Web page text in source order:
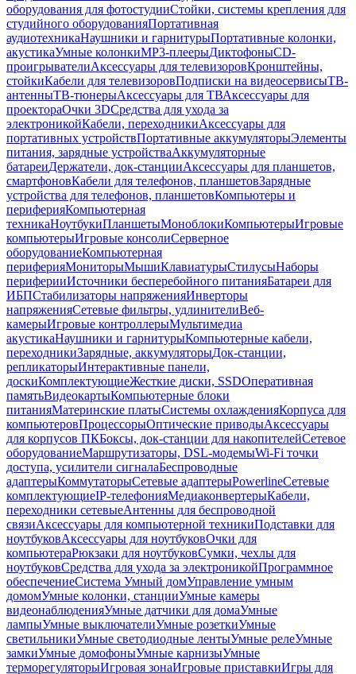
оборудования для фотостудииСтойки, системы крепления для
студийного оборудованияПортативная
аудиотехникаНаушники и гарнитурыПортативные колонки,
акустикаУмные колонкиMP3-плеерыДиктофоныCD-
проигрывателиАксессуары для телевизоровКронштейны,
стойкиКабели для телевизоровПодписки на видеосервисыТВ-
антенныТВ-тюнерыАксессуары для ТВАксессуары для
проектораОчки 3DСредства для ухода за
электроникойКабели, переходникиАксессуары для
портативных устройствПортативные аккумуляторыЭлементы
питания, зарядные устройстваАккумуляторные
батареиДержатели, док-станцииАксессуары для планшетов,
смартфоновКабели для телефонов, планшетовЗарядные
устройства для телефонов, планшетовКомпьютеры и
периферияКомпьютерная
техникаНоутбукиПланшетыМоноблокиКомпьютерыИгровые
компьютерыИгровые консолиСерверное
оборудованиеКомпьютерная
периферияМониторыМышиКлавиатурыСтилусыНаборы
периферииИсточники бесперебойного питанияБатареи для
ИБПСтабилизаторы напряженияИнверторы
напряженияСетевые фильтры, удлинителиВеб-
камерыИгровые контроллерыМультимедиа
акустикаНаушники и гарнитурыКомпьютерные кабели,
переходникиЗарядные, аккумуляторыДок-станции,
репликаторыИнтерактивные панели,
доскиКомплектующиеЖесткие диски, SSDОперативная
памятьВидеокартыКомпьютерные блоки
питанияМатеринские платыСистемы охлажденияКорпуса для
компьютеровПроцессорыОптические приводыАксессуары
для корпусов ПКБоксы, док-станции для накопителейСетевое
оборудованиеМаршрутизаторы, DSL-модемыWi-Fi точки
доступа, усилители сигналаБеспроводные
адаптерыКоммутаторыСетевые адаптерыPowerlineСетевые
комплектующиеIP-телефонияМедиаконвертерыКабели,
переходники сетевыеАнтенны для беспроводной
связиАксессуары для компьютерной техникиПодставки для
ноутбуковАксессуары для ноутбуковОчки для
компьютераРюкзаки для ноутбуковСумки, чехлы для
ноутбуковСредства для ухода за электроникойПрограммное
обеспечениеСистема Умный домУправление умным
домомУмные колонки, станцииУмные камеры
видеонаблюденияУмные датчики для домаУмные
лампыУмные выключателиУмные розеткиУмные
светильникиУмные светодиодные лентыУмные релеУмные
замкиУмные домофоныУмные карнизыУмные
терморегуляторыИгровая зонаИгровые приставкиИгры для